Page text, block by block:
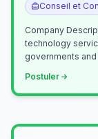
Conseil et
Company Description: As the global
technology
governments
Postuler